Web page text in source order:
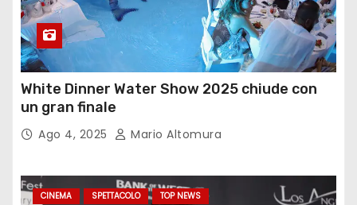
White Dinner Water Show 2025 chiude con
un gran finale
Ago 4, 2025 Mario Altomura
CINEMA SPETTACOLO TOP NEWS